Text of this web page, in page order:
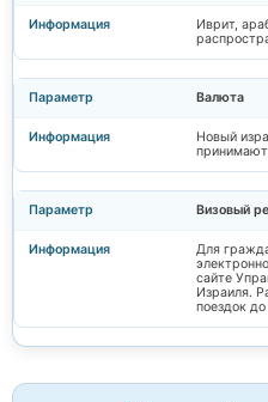
Иврит,
Валюта
Новый
Визовый
Для
сайте
Израиля.
поездок